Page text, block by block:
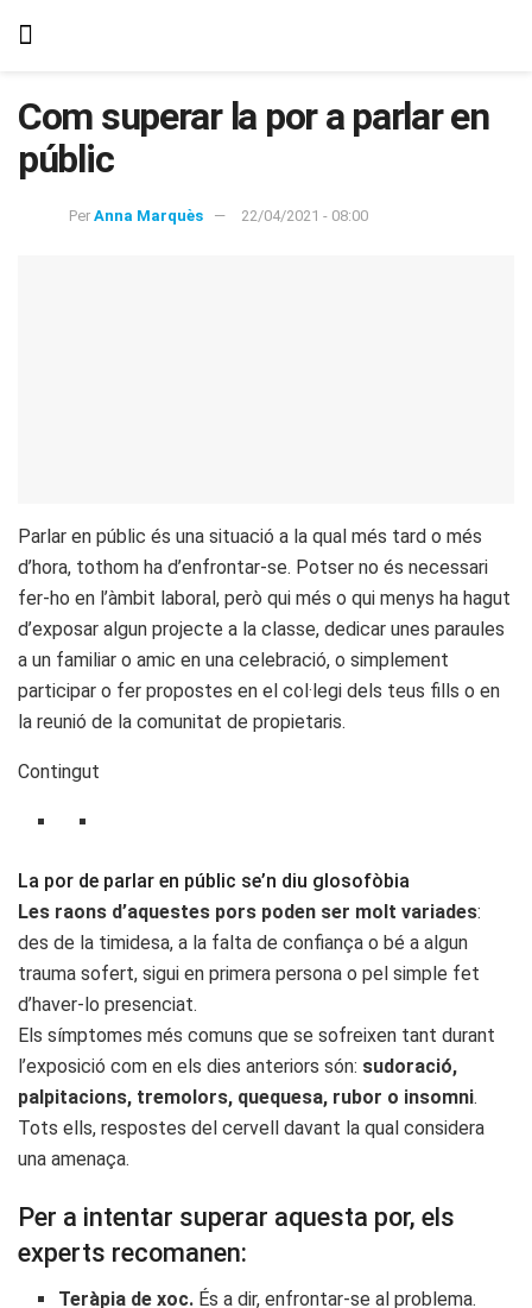
Com superar la por a parlar en
públic
Per Anna Marquès 22/04/2021 - 08:00
Parlar en públic és una situació a la qual més tard o més
d’hora, tothom ha d’enfrontar-se. Potser no és necessari
fer-ho en l’àmbit laboral, però qui més o qui menys ha hagut
d’exposar algun projecte a la classe, dedicar unes paraules
a un familiar o amic en una celebració, o simplement
participar o fer propostes en el col·legi dels teus fills o en
la reunió de la comunitat de propietaris.
Contingut
La por de parlar en públic se’n diu glosofòbia
Les raons d’aquestes pors poden ser molt variades:
des de la timidesa, a la falta de confiança o bé a algun
trauma sofert, sigui en primera persona o pel simple fet
d’haver-lo presenciat.
Els símptomes més comuns que se sofreixen tant durant
l’exposició com en els dies anteriors són: sudoració,
palpitacions, tremolors, quequesa, rubor o insomni.
Tots ells, respostes del cervell davant la qual considera
una amenaça.
Per a intentar superar aquesta por, els
experts recomanen:
Teràpia de xoc. És a dir, enfrontar-se al problema.